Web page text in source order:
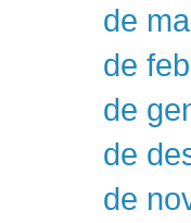
de
de
de
de
de